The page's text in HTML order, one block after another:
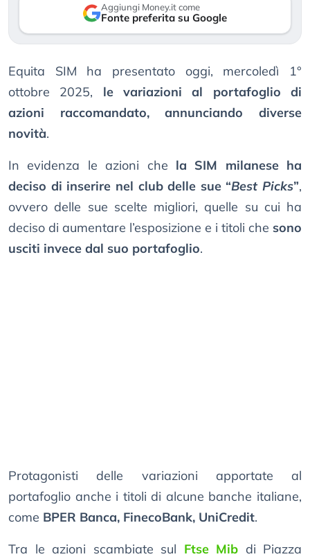
Aggiungi Money.it come
Fonte preferita su Google
Equita SIM ha presentato oggi, mercoledì 1°
ottobre 2025, le variazioni al portafoglio di
azioni raccomandato, annunciando diverse
novità.
In evidenza le azioni che la SIM milanese ha
deciso di inserire nel club delle sue “Best Picks”,
ovvero delle sue scelte migliori, quelle su cui ha
deciso di aumentare l’esposizione e i titoli che sono
usciti invece dal suo portafoglio.
Protagonisti delle variazioni apportate al
portafoglio anche i titoli di alcune banche italiane,
come BPER Banca, FinecoBank, UniCredit.
Tra le azioni scambiate sul Ftse Mib di Piazza